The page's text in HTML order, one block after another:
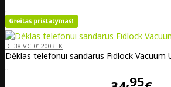
DE38-VC-01200BLK
Dėklas telefonui sandarus Fidlock Vacuum
..
95